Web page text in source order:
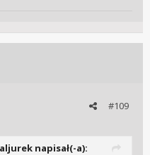
#109
napisał(-a):